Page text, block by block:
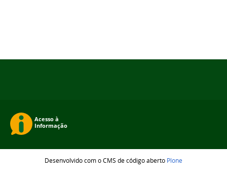
Desenvolvido com o CMS de código aberto Plone